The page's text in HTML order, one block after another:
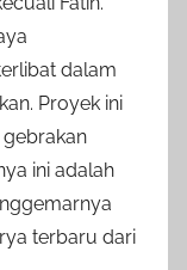
dalam
Proyek ini
gebrakan
ini adalah
terbaru dari